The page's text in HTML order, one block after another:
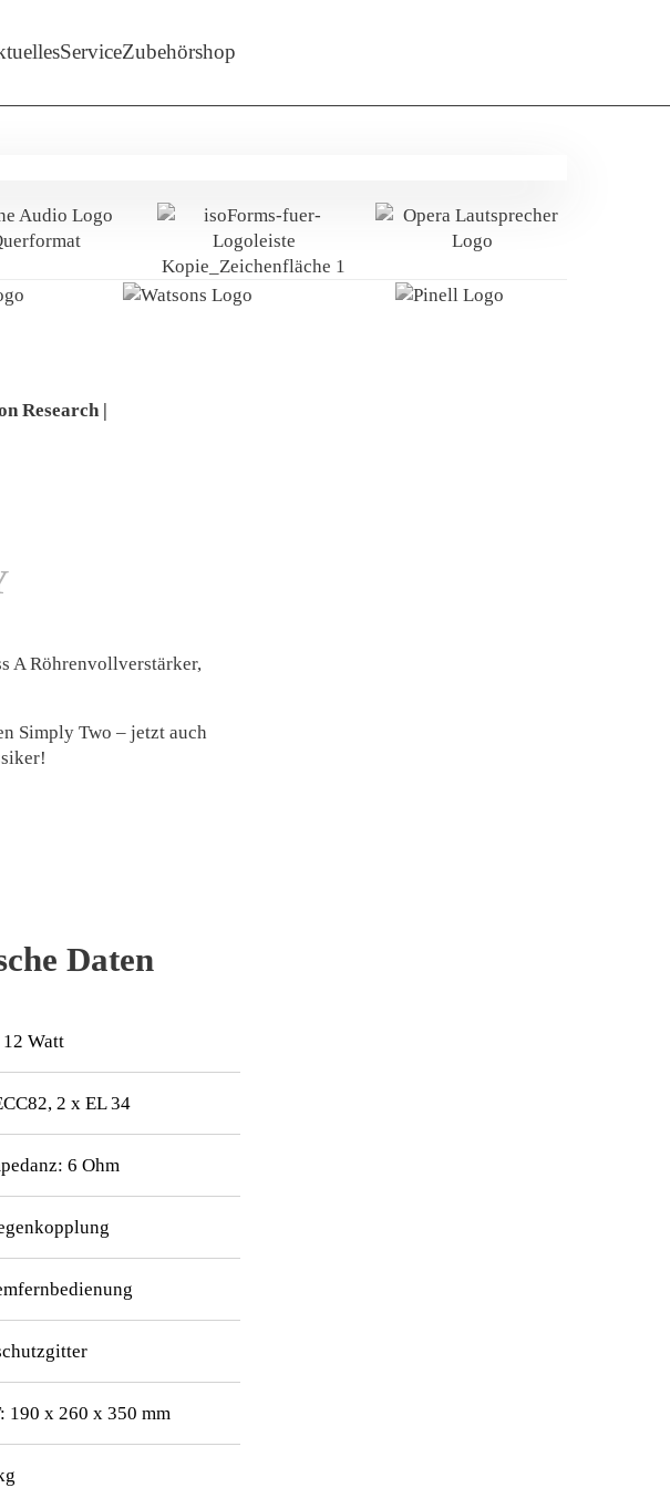
ServiceZubehörshop
Research |
A Röhrenvollverstärker,
Simply Two – jetzt auch
Daten
Watt
2 x EL 34
6 Ohm
190 x 260 x 350 mm